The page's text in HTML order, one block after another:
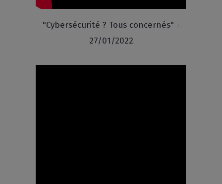
"Cybersécurité ? Tous concernés" -
27/01/2022